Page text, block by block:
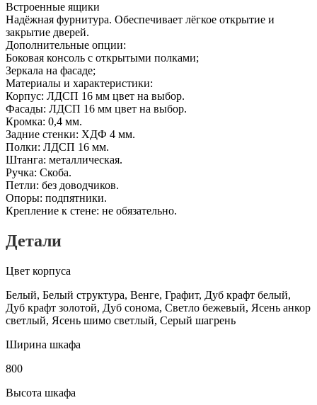
Встроенные ящики
Надёжная фурнитура. Обеспечивает лёгкое открытие и
закрытие дверей.
Дополнительные опции:
Боковая консоль с открытыми полками;
Зеркала на фасаде;
Материалы и характеристики:
Корпус: ЛДСП 16 мм цвет на выбор.
Фасады: ЛДСП 16 мм цвет на выбор.
Кромка: 0,4 мм.
Задние стенки: ХДФ 4 мм.
Полки: ЛДСП 16 мм.
Штанга: металлическая.
Ручка: Скоба.
Петли: без доводчиков.
Опоры: подпятники.
Крепление к стене: не обязательно.
Детали
Цвет корпуса
Белый, Белый структура, Венге, Графит, Дуб крафт белый,
Дуб крафт золотой, Дуб сонома, Светло бежевый, Ясень анкор
светлый, Ясень шимо светлый, Серый шагрень
Ширина шкафа
800
Высота шкафа